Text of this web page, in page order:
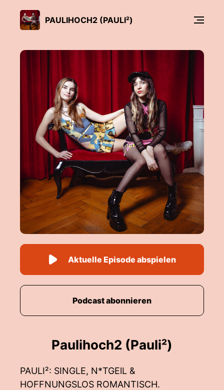
PAULIHOCH2 (PAULI²)
Paulihoch2 (Pauli²)
PAULI²: SINGLE, N*TGElL &
HOFFNUNGSLOS ROMANTISCH.
Aktuelle Episode abspielen
Podcast abonnieren